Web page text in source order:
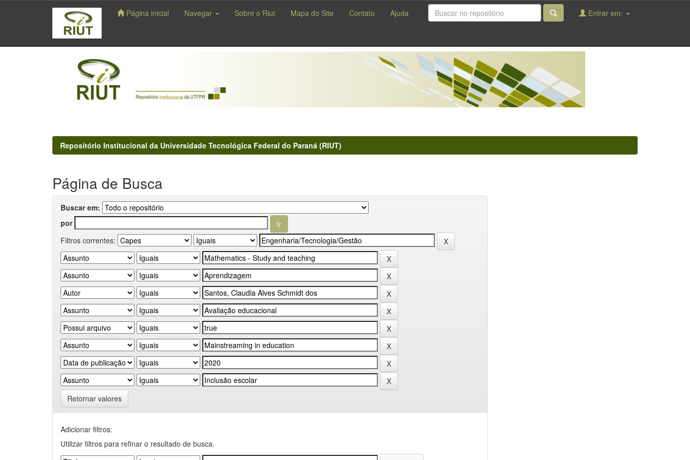
navigation
Página inicial Navegar Sobre o Riut Mapa do Site Contato Ajuda Entrar em:
Repositório Institucional da Universidade Tecnológica Federal do Paraná (RIUT)
Página de Busca
Buscar em:
por
Filtros correntes:
Retornar valores
Adicionar filtros:
Utilizar filtros para refinar o resultado de busca.